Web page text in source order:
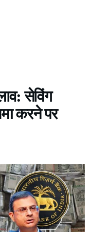
सेविंग
करने पर